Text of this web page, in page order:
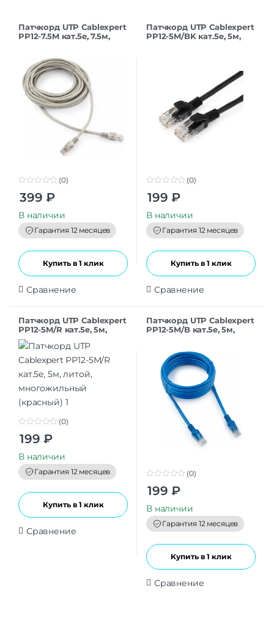
Патчкорд UTP Cablexpert
PP12-7.5M кат.5e, 7.5м,
o
t
o
f
5
(0)
399 ₽
В наличии
Гарантия 12 месяцев
Купить в 1 клик
Сравнение
Патчкорд UTP Cablexpert
PP12-5M/BK кат.5e, 5м,
t
o
f
5
(0)
199 ₽
В наличии
Гарантия 12 месяцев
Купить в 1 клик
Сравнение
Патчкорд UTP Cablexpert
PP12-5M/R кат.5e, 5м,
литой, многожильный
(красный)
t
o
f
5
(0)
199 ₽
В наличии
Гарантия 12 месяцев
Купить в 1 клик
Сравнение
Патчкорд UTP Cablexpert
PP12-5M/B кат.5e, 5м,
t
o
f
5
(0)
199 ₽
В наличии
Гарантия 12 месяцев
Купить в 1 клик
Сравнение